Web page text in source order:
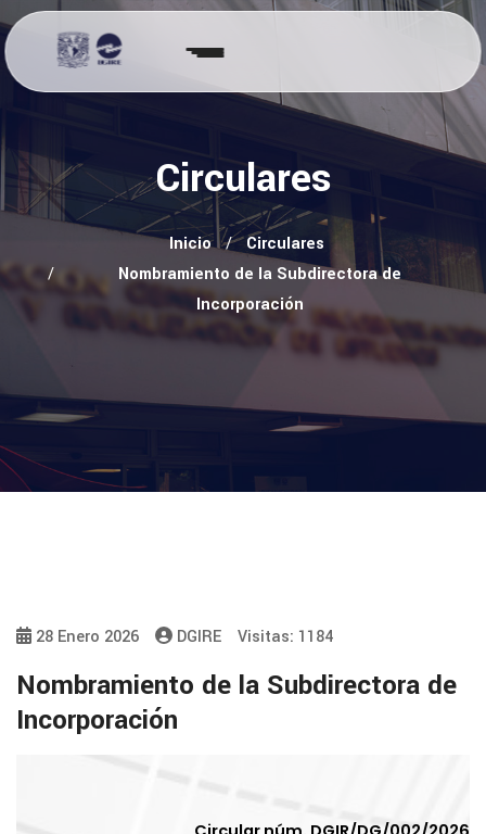
Circulares
Inicio
Circulares
Nombramiento de la Subdirectora de
Incorporación
28 Enero 2026 DGIRE Visitas: 1184
Nombramiento de la Subdirectora de
Incorporación